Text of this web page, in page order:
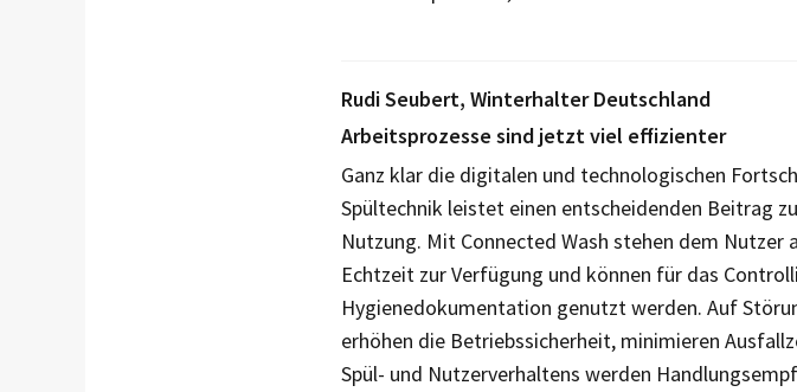
Rudi Seubert, Winterhalter Deutschland
Arbeitsprozesse sind jetzt viel effizienter
Ganz klar die digitalen und technologischen
Spültechnik leistet einen entscheidenden Beitrag
Nutzung. Mit Connected Wash stehen dem Nutzer
Echtzeit zur Verfügung und können für das
Hygienedokumentation genutzt werden. Auf
erhöhen die Betriebssicherheit, minimieren
Spül- und Nutzerverhaltens werden